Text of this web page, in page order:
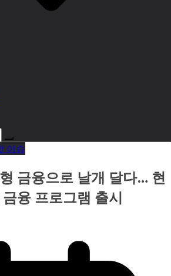
이슈
금융으로 날개 달다… 현
융 프로그램 출시